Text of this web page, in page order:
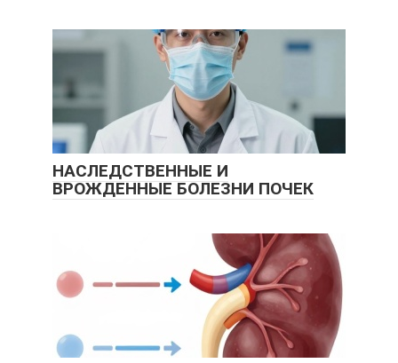
НАСЛЕДСТВЕННЫЕ И
ВРОЖДЕННЫЕ БОЛЕЗНИ ПОЧЕК